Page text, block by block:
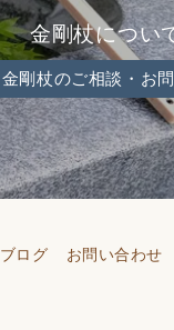
金剛杖につい
金剛杖のご相談・お
ブログ
お問い合わせ